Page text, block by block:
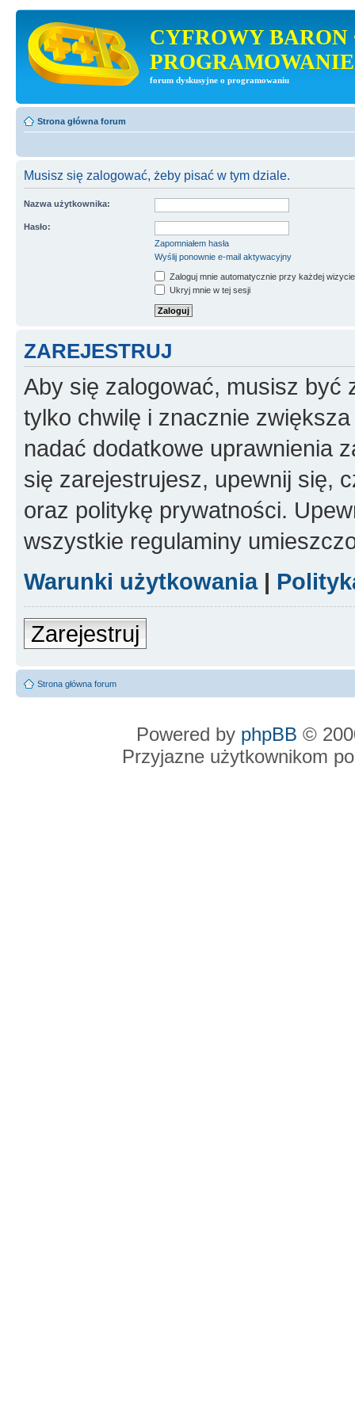
CYFROWY BARON
PROGRAMOWANIE
forum dyskusyjne o programowaniu
Strona główna forum
Musisz się zalogować, żeby pisać w tym dziale.
Nazwa użytkownika:
Hasło:
Zapomniałem hasła
Wyślij ponownie e-mail aktywacyjny
Zaloguj mnie automatycznie przy każdej wizycie
Ukryj mnie w tej sesji
ZAREJESTRUJ
Aby się zalogować, musisz być
tylko chwilę i znacznie
nadać dodatkowe uprawnienia
się zarejestrujesz, upewnij się,
oraz politykę prywatności.
wszystkie regulaminy
Warunki użytkowania|
Zarejestruj
Strona główna forum
Powered by phpBB ©
Przyjazne użytkownikom